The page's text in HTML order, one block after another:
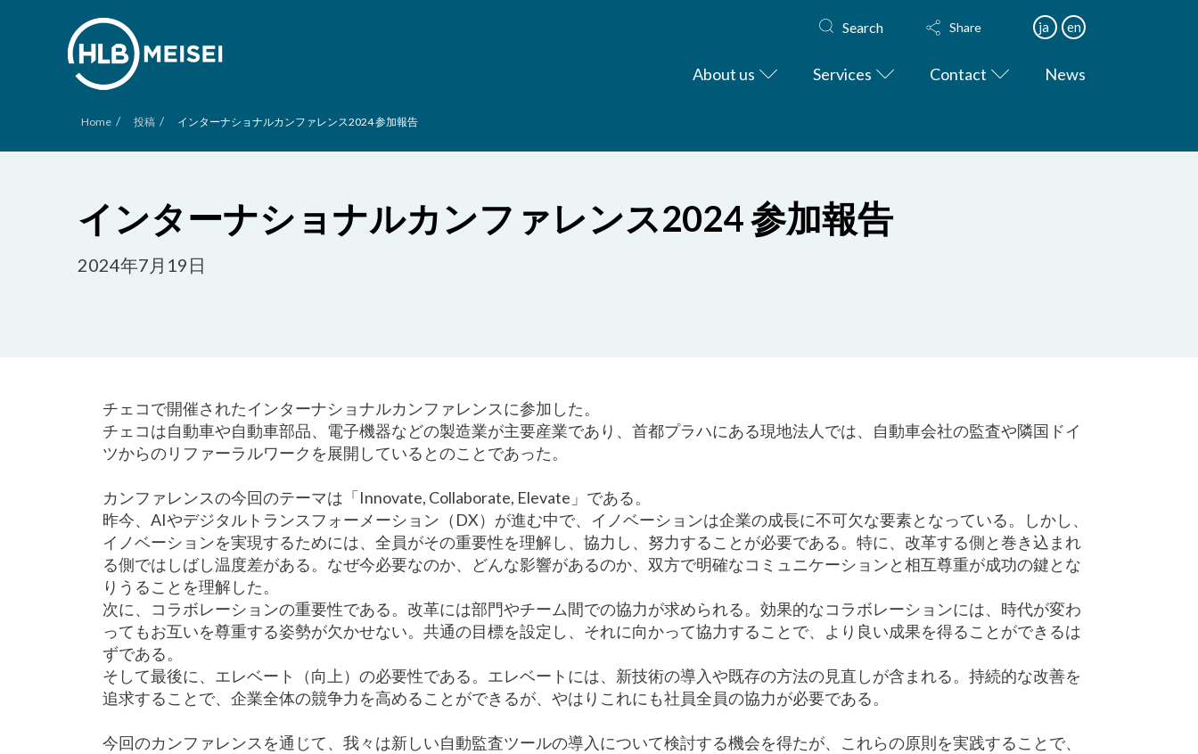
Search Share ja en
About us Services Contact News
Home / 投稿 / インターナショナルカンファレンス2024 参加報告
インターナショナルカンファレンス2024 参加報告
2024年7月19日
チェコで開催されたインターナショナルカンファレンスに参加した。
チェコは自動車や自動車部品、電子機器などの製造業が主要産業であり、首都プラハにある現地法人では、自動車会社の監査や隣国ドイ
ツからのリファーラルワークを展開しているとのことであった。
カンファレンスの今回のテーマは「Innovate, Collaborate, Elevate」である。
昨今、AIやデジタルトランスフォーメーション（DX）が進む中で、イノベーションは企業の成長に不可欠な要素となっている。しかし、
イノベーションを実現するためには、全員がその重要性を理解し、協力し、努力することが必要である。特に、改革する側と巻き込まれ
る側ではしばし温度差がある。なぜ今必要なのか、どんな影響があるのか、双方で明確なコミュニケーションと相互尊重が成功の鍵とな
りうることを理解した。
次に、コラボレーションの重要性である。改革には部門やチーム間での協力が求められる。効果的なコラボレーションには、時代が変わ
ってもお互いを尊重する姿勢が欠かせない。共通の目標を設定し、それに向かって協力することで、より良い成果を得ることができるは
ずである。
そして最後に、エレベート（向上）の必要性である。エレベートには、新技術の導入や既存の方法の見直しが含まれる。持続的な改善を
追求することで、企業全体の競争力を高めることができるが、やはりこれにも社員全員の協力が必要である。
今回のカンファレンスを通じて、我々は新しい自動監査ツールの導入について検討する機会を得たが、これらの原則を実践することで、